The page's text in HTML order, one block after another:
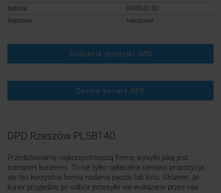
Sobota:
09:00-21:00
Niedziela:
nieczynne
Śledzenie przesyłki DPD
Zamów kuriera DPD
DPD Rzeszów PL5B140
Przedstawiamy najkorzystniejszą formę wysyłki jaką jest
transport kurierem. To nie tylko opłacalna cenowo propozycja,
ale też korzystna forma nadania paczki lub listu. Głównie, że
kurier przyjedzie po odbiór przesyłki we wskazane przez nas